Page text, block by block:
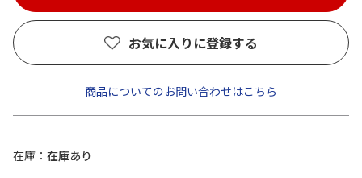
お気に入りに登録する
商品についてのお問い合わせはこちら
在庫
在庫あり